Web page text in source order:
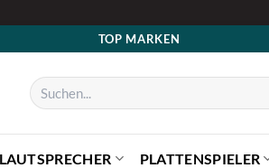
TOP MARKEN
Suchen
nach:
LAUTSPRECHER PLATTENSPIELER